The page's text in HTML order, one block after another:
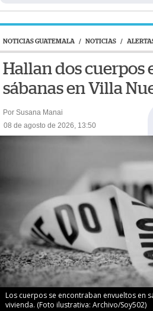
NOTICIAS GUATEMALA / NOTICIAS /
Hallan dos cuerpos
sábanas en Villa
Por Susana Manai
08 de agosto de 2026, 13:50
Los cuerpos se encontraban envueltos en
vivienda. (Foto ilustrativa: Archivo/Soy502)